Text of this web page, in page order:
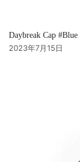
Daybreak Cap
2023年7月15日